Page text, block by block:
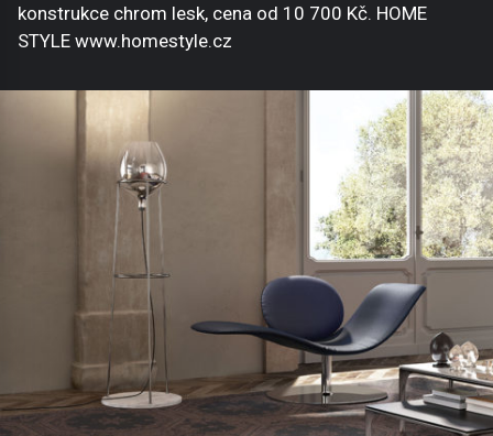
konstrukce chrom lesk, cena od 10 700 Kč. HOME
STYLE www.homestyle.cz